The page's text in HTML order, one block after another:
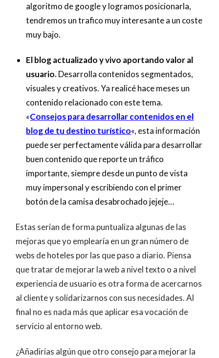
algoritmo de google y logramos posicionarla,
tendremos un trafico muy interesante a un coste
muy bajo.
El blog actualizado y vivo aportando valor al
usuario.Desarrolla contenidos segmentados,
visuales y creativos. Ya realicé hace meses un
contenido relacionado con este tema.
«Consejos para desarrollar contenidos en el
blog de tu destino turístico«, esta información
puede ser perfectamente válida para desarrollar
buen contenido que reporte un tráfico
importante, siempre desde un punto de vista
muy impersonal y escribiendo con el primer
botón de la camisa desabrochado jejeje…
Estas serían de forma puntualiza algunas de las
mejoras que yo emplearía en un gran número de
webs de hoteles por las que paso a diario. Piensa
que tratar de mejorar la web a nivel texto o a nivel
experiencia de usuario es otra forma de acercarnos
al cliente y solidarizarnos con sus necesidades. Al
final no es nada más que aplicar esa vocación de
servicio al entorno web.
¿Añadirías algún que otro consejo para mejorar la